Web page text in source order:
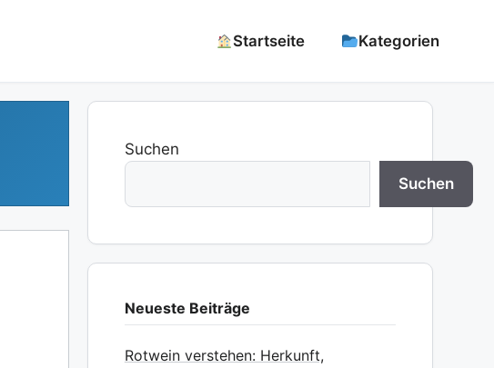
Startseite Kategorien
Suchen
Suchen
Neueste Beiträge
Rotwein verstehen: Herkunft,